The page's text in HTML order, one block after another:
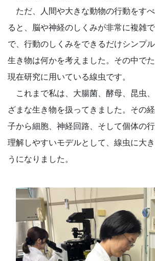
ただ、人間や大きな動物の行動をす
ると、脳や神経のしくみが非常に複雑
で、行動のしくみをできるだけシンプ
生き物は何かを考えました。その中でた
現在研究に用いている線虫です。
これまで私は、大腸菌、酵母、昆虫
ざまな生き物を扱ってきました。その
子から細胞、神経回路、そして個体の
理解しやすいモデルとして、線虫に大
うになりました。